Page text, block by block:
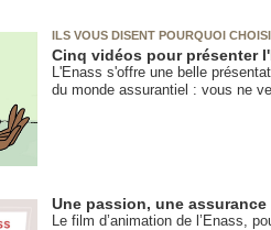
ILS VOUS DISENT POURQUOI
Cinq vidéos pour présenter
L'Enass s'offre une belle
du monde assurantiel : vous ne
Une passion, une assurance
Le film d’animation de l’Enass,